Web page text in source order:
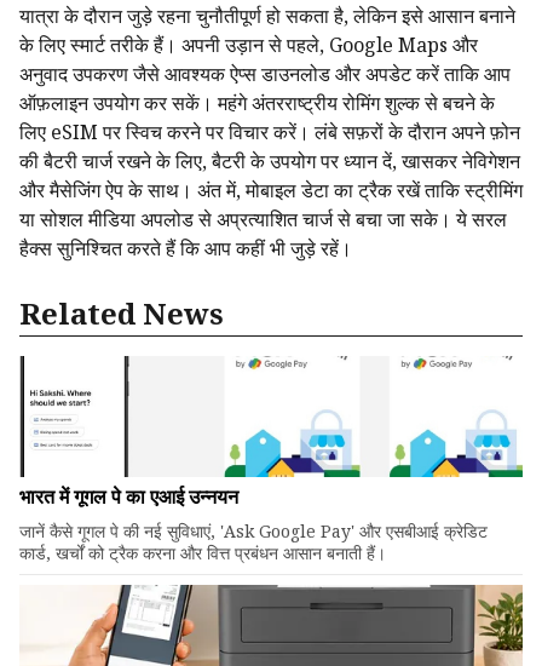
यात्रा के दौरान जुड़े रहना चुनौतीपूर्ण हो सकता है, लेकिन इसे आसान बनाने
के लिए स्मार्ट तरीके हैं। अपनी उड़ान से पहले, Google Maps और
अनुवाद उपकरण जैसे आवश्यक ऐप्स डाउनलोड और अपडेट करें ताकि आप
ऑफ़लाइन उपयोग कर सकें। महंगे अंतरराष्ट्रीय रोमिंग शुल्क से बचने के
लिए eSIM पर स्विच करने पर विचार करें। लंबे सफ़रों के दौरान अपने फ़ोन
की बैटरी चार्ज रखने के लिए, बैटरी के उपयोग पर ध्यान दें, खासकर नेविगेशन
और मैसेजिंग ऐप के साथ। अंत में, मोबाइल डेटा का ट्रैक रखें ताकि स्ट्रीमिंग
या सोशल मीडिया अपलोड से अप्रत्याशित चार्ज से बचा जा सके। ये सरल
हैक्स सुनिश्चित करते हैं कि आप कहीं भी जुड़े रहें।
Related News
भारत में गूगल पे का एआई उन्नयन
जानें कैसे गूगल पे की नई सुविधाएं, 'Ask Google Pay' और एसबीआई क्रेडिट
कार्ड, खर्चों को ट्रैक करना और वित्त प्रबंधन आसान बनाती हैं।